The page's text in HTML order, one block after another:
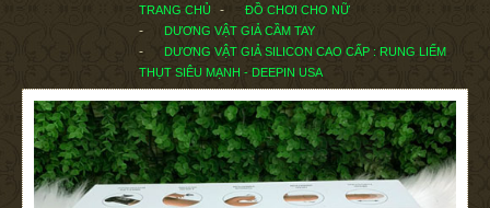
TRANG CHỦ
ĐỒ CHƠI CHO NỮ
DƯƠNG VẬT GIẢ CẦM TAY
DƯƠNG VẬT GIẢ SILICON CAO CẤP : RUNG LIẾM
THỤT SIÊU MẠNH - DEEPIN USA